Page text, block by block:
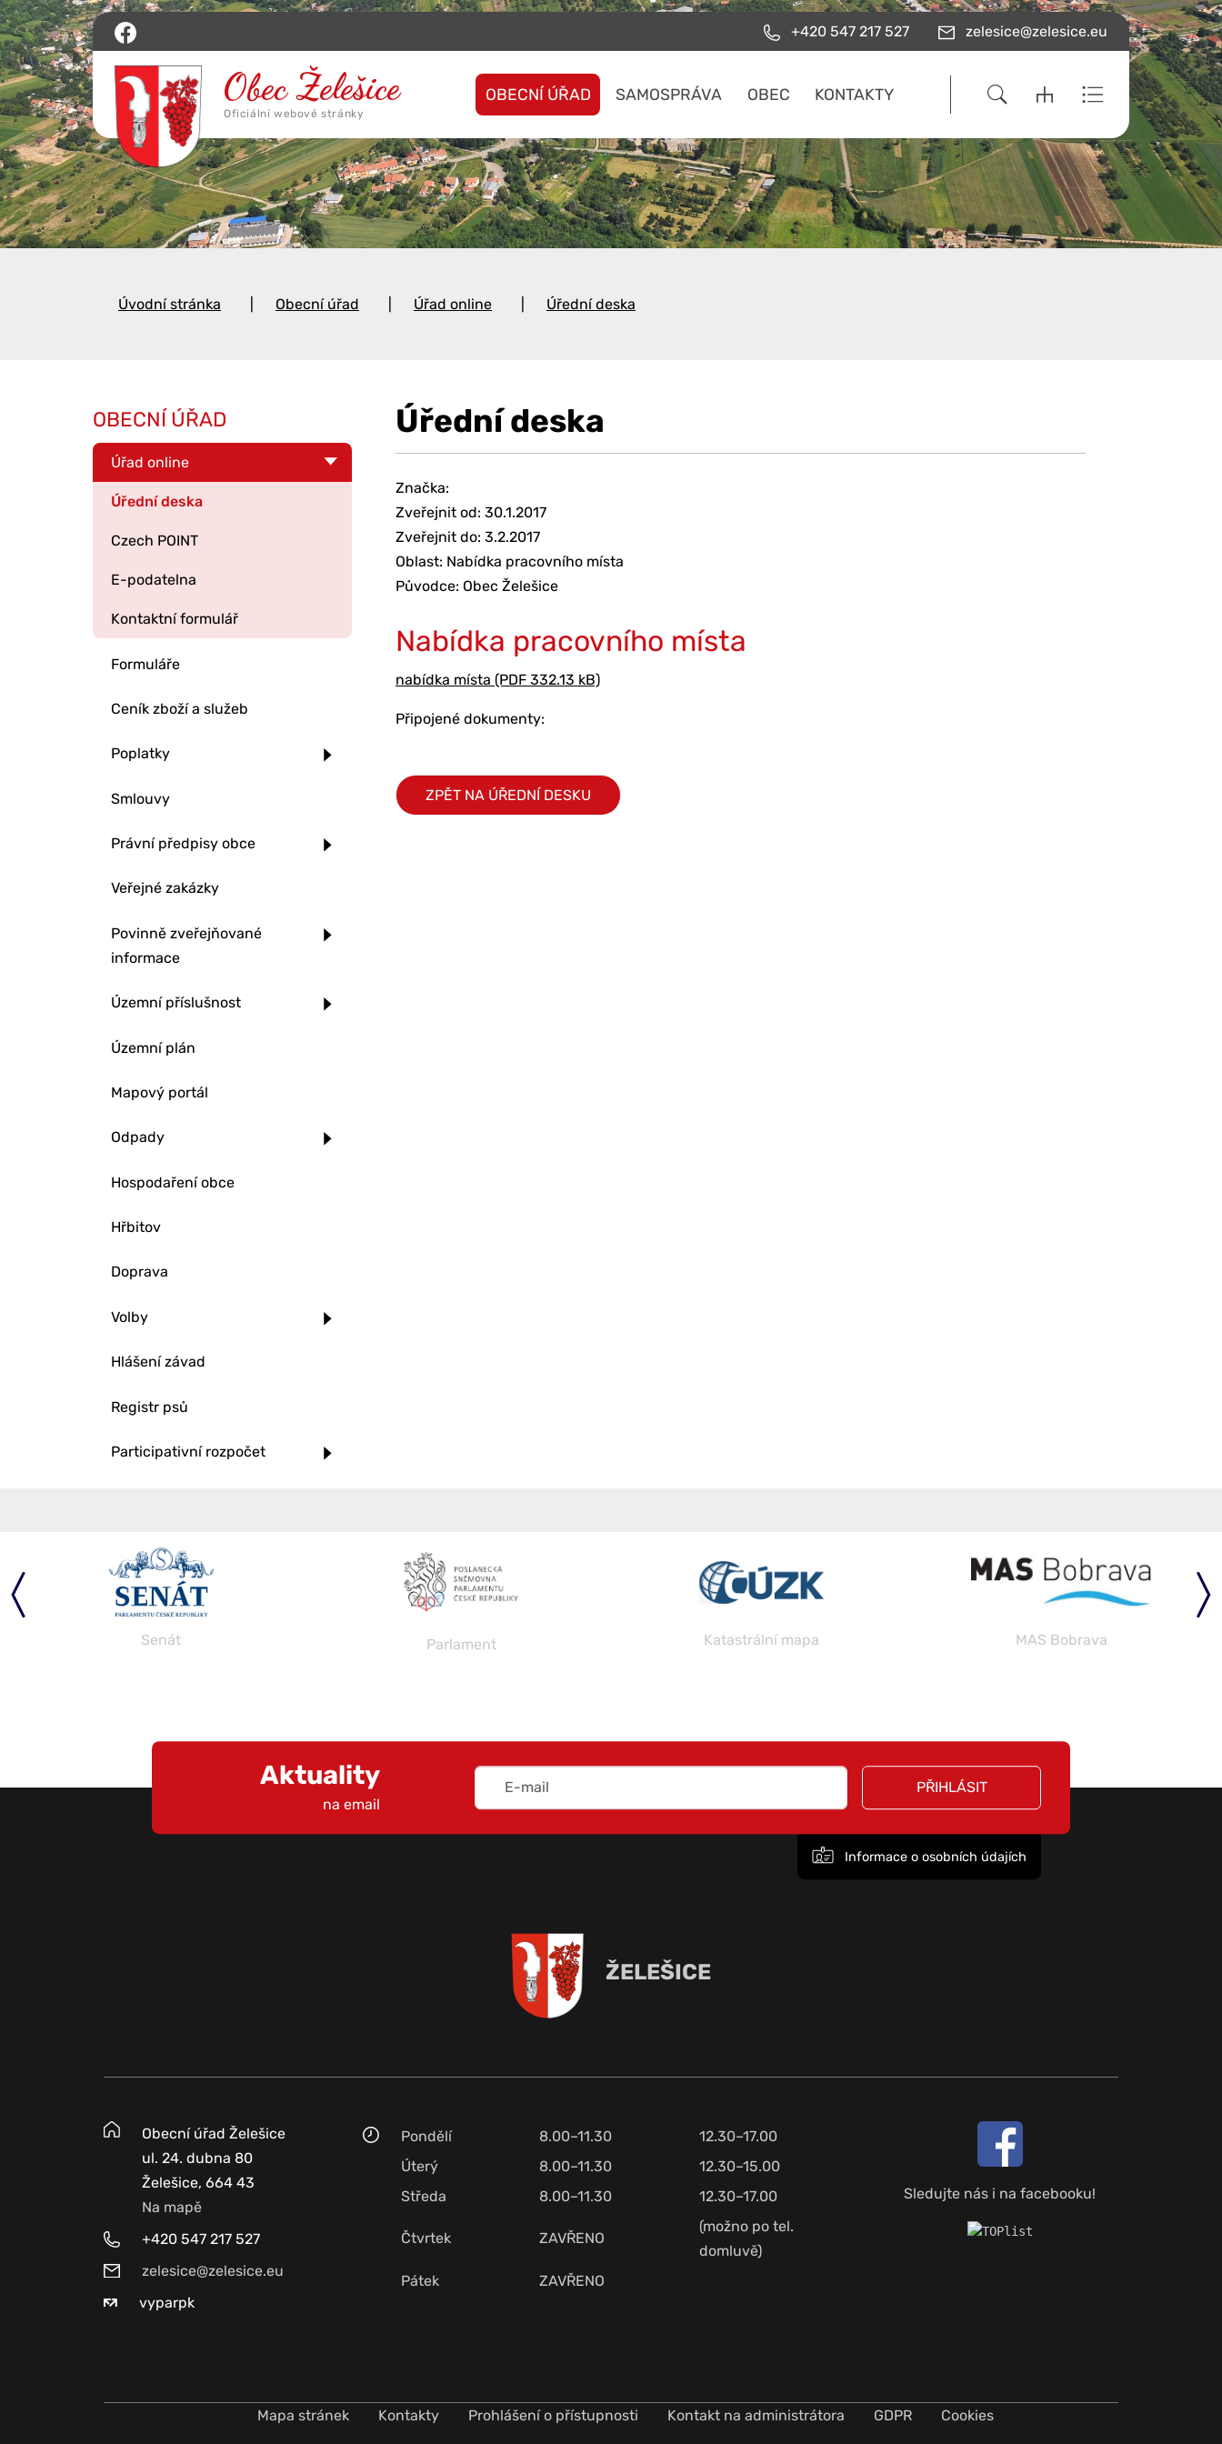
+420 547 217 527 zelesice@zelesice.eu
OBECNÍ ÚŘAD SAMOSPRÁVA OBEC KONTAKTY
Úvodní stránka Obecní úřad Úřad online Úřední deska
Úřední deska
Značka:
Zveřejnit od: 30.1.2017
Zveřejnit do: 3.2.2017
Oblast: Nabídka pracovního místa
Původce: Obec Želešice
Nabídka pracovního místa
nabídka místa (PDF 332.13 kB)
Připojené dokumenty:
ZPĚT NA ÚŘEDNÍ DESKU
OBECNÍ ÚŘAD
Úřad online
Úřední deska
Czech POINT
E-podatelna
Kontaktní formulář
Formuláře
Ceník zboží a služeb
Poplatky
Smlouvy
Právní předpisy obce
Veřejné zakázky
Povinně zveřejňované
informace
Územní příslušnost
Územní plán
Mapový portál
Odpady
Hospodaření obce
Hřbitov
Doprava
Volby
Hlášení závad
Registr psů
Participativní rozpočet
Senát Parlament Katastrální mapa MAS Bobrava
Aktuality
na email
PŘIHLÁSIT
Informace o osobních údajích
ŽELEŠICE
Obecní úřad Želešice
ul. 24. dubna 80
Želešice, 664 43
Na mapě
+420 547 217 527
zelesice@zelesice.eu
vyparpk
Pondělí 8.00–11.30
12.30–17.00
Úterý
8.00–11.30
12.30–15.00
Středa
8.00–11.30 12.30–17.00
Čtvrtek ZAVŘENO
(možno po tel.
domluvě)
Pátek
ZAVŘENO
Sledujte nás i na facebooku!
Mapa stránek Kontakty Prohlášení o přístupnosti Kontakt na administrátora GDPR Cookies